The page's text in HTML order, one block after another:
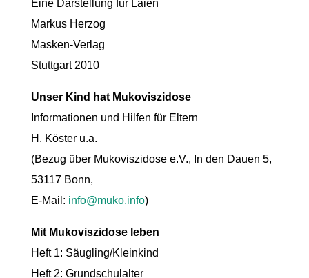
Eine Darstellung für Laien
Markus Herzog
Masken-Verlag
Stuttgart 2010
Unser Kind hat Mukoviszidose
Informationen und Hilfen für Eltern
H. Köster u.a.
(Bezug über Mukoviszidose e.V., In den Dauen 5,
53117 Bonn,
E-Mail: info@muko.info)
Mit Mukoviszidose leben
Heft 1: Säugling/Kleinkind
Heft 2: Grundschulalter